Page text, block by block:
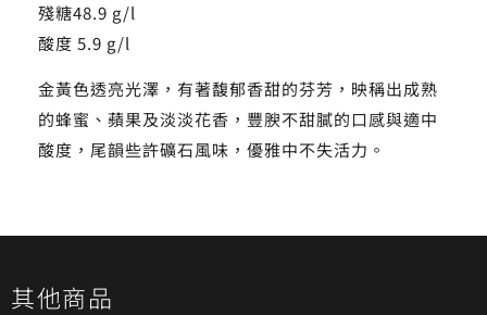
殘糖48.9 g/l
酸度 5.9 g/l
金黃色透亮光澤，有著馥郁香甜的芬芳，映稱出成熟
的蜂蜜、蘋果及淡淡花香，豐腴不甜膩的口感與適中
酸度，尾韻些許礦石風味，優雅中不失活力。
其他商品